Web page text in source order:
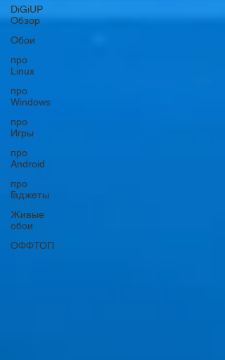
DiGiUP
Обзор
Обои
про
Linux
про
Windows
про
Игры
про
Android
про
Гаджеты
Живые
обои
ОФФТОП